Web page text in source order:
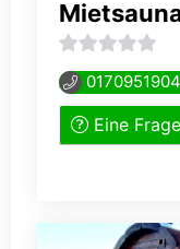
0
von
Eine